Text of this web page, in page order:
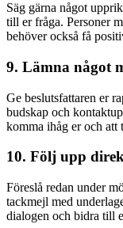
Säg gärna något
till er fråga. Personer
behöver också få
9. Lämna något
Ge beslutsfattaren er
budskap och
komma ihåg er och att
10. Följ upp
Föreslå redan under
tackmejl med
dialogen och bidra till